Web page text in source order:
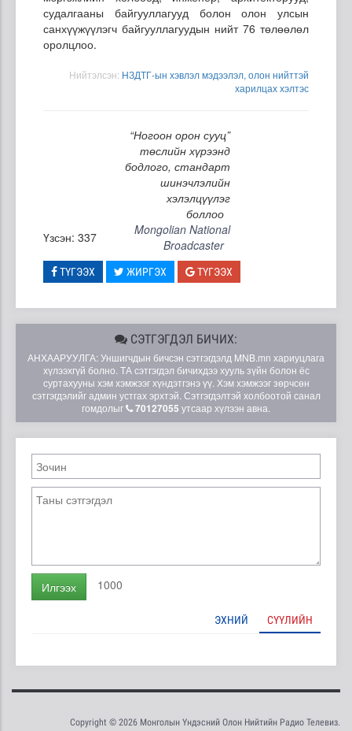
судалгааны байгууллагууд болон олон улсын
санхүүжүүлэгч байгууллагуудын нийт 76 төлөөлөл
оролцлоо.
Нийтэлсэн: НЗДТГ-ын хэвлэл мэдээлэл, олон нийттэй
харилцах хэлтэс
“Ногоон орон сууц”
төслийн хүрээнд
бодлого, стандарт
шинэчлэлийн
хэлэлцүүлэг
боллоо
Үзсэн: 337
Mongolian National
Broadcaster
ТҮГЭЭХ ЖИРГЭХ ТҮГЭЭХ
СЭТГЭГДЭЛ БИЧИХ:
АНХААРУУЛГА: Уншигчдын бичсэн сэтгэгдэлд MNB.mn хариуцлага
хүлээхгүй болно. ТА сэтгэгдэл бичихдээ хууль зүйн болон ёс
суртахууны хэм хэмжээг хүндэтгэнэ үү. Хэм хэмжээг зөрчсөн
сэтгэгдэлийг админ устгах эрхтэй. Сэтгэгдэлтэй холбоотой санал
гомдолыг
70127055 утсаар хүлээн авна.
Илгээх 1000
ЭХНИЙ СҮҮЛИЙН
Copyright © 2026 Монголын Үндэсний Олон Нийтийн Радио Телевиз.